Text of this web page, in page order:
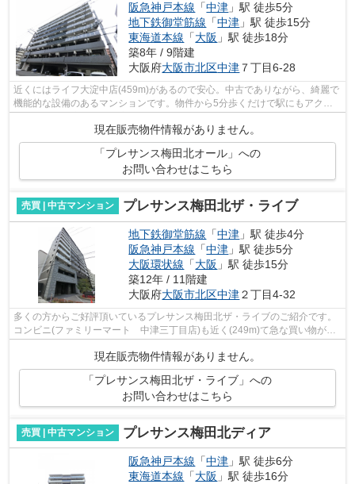
阪急神戸本線 「中津 」駅 徒歩5分
地下鉄御堂筋線 「中津 」駅 徒歩15分
東海道本線 「大阪 」駅 徒歩18分
築8年 / 9階建
大阪府大阪市北区中津 ７丁目6-28
近くにはライフ大淀中店(459m)があるので安心。中古でありながら、綺麗で
機能的な設備のあるマンションです。物件から5分歩くだけで駅にもアクセ
現在販売物件情報がありません。
「プレサンス梅田北オール」への
お問い合わせはこちら
売買 | 中古マンション プレサンス梅田北ザ・ライブ
地下鉄御堂筋線 「中津 」駅 徒歩4分
阪急神戸本線 「中津 」駅 徒歩5分
大阪環状線 「大阪 」駅 徒歩15分
築12年 / 11階建
大阪府大阪市北区中津２丁目4-32
多くの方からご好評頂いているプレサンス梅田北ザ・ライブのご紹介です。
コンビニ(ファミリーマート 中津三丁目店)も近く(249m)て急な買い物があ
った時にも便利です。徒歩4分に駅のあ...
現在販売物件情報がありません。
「プレサンス梅田北ザ・ライブ」への
お問い合わせはこちら
売買 | 中古マンション プレサンス梅田北ディア
阪急神戸本線 「中津 」駅 徒歩6分
東海道本線 「大阪 」駅 徒歩16分